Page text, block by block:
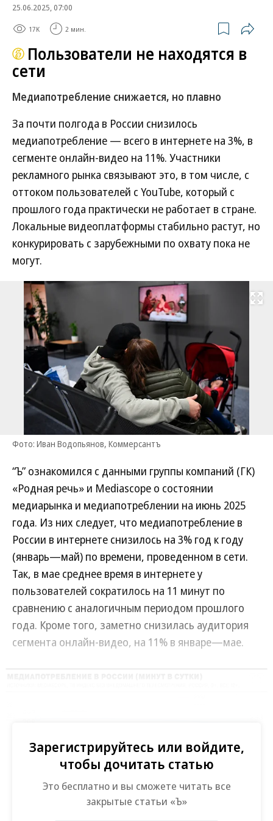
25.06.2025, 07:00
17K 2 мин.
Пользователи не находятся в
сети
Медиапотребление снижается, но плавно
За почти полгода в России снизилось
медиапотребление — всего в интернете на 3%, в
сегменте онлайн-видео на 11%. Участники
рекламного рынка связывают это, в том числе, с
оттоком пользователей с YouTube, который с
прошлого года практически не работает в стране.
Локальные видеоплатформы стабильно растут, но
конкурировать с зарубежными по охвату пока не
могут.
Развернуть
Фото: Иван Водопьянов, Коммерсантъ
“Ъ” ознакомился с данными группы компаний (ГК)
«Родная речь» и Mediascope о состоянии
медиарынка и медиапотреблении на июнь 2025
года. Из них следует, что медиапотребление в
России в интернете снизилось на 3% год к году
(январь—май) по времени, проведенном в сети.
Так, в мае среднее время в интернете у
пользователей сократилось на 11 минут по
сравнению с аналогичным периодом прошлого
года. Кроме того, заметно снизилась аудитория
сегмента онлайн-видео, на 11% в январе—мае.
Как отмечают в ГК «Родная речь», снижение
Зарегистрируйтесь или войдите,
чтобы дочитать статью
Это бесплатно и вы сможете читать все
закрытые статьи «Ъ»